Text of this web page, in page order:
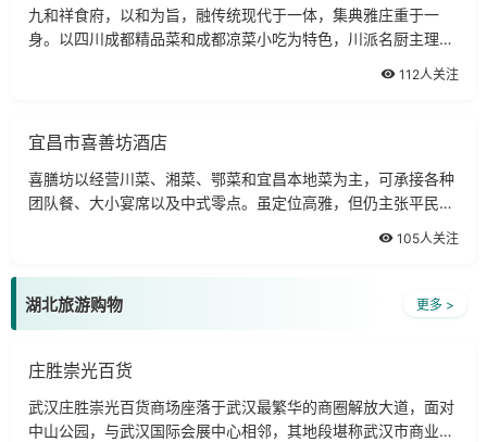
九和祥食府，以和为旨，融传统现代于一体，集典雅庄重于一
身。以四川成都精品菜和成都凉菜小吃为特色，川派名厨主理，
格各异的包房让你亨受美食，心无旁鹭！九和祥食府，汇集古典
112人关注
宜昌市喜善坊酒店
喜膳坊以经营川菜、湘菜、鄂菜和宜昌本地菜为主，可承接各种
团队餐、大小宴席以及中式零点。虽定位高雅，但仍主张平民消
105人关注
湖北旅游购物 更多 >
庄胜崇光百货
武汉庄胜崇光百货商场座落于武汉最繁华的商圈解放大道，面对
中山公园，与武汉国际会展中心相邻，其地段堪称武汉市商业与